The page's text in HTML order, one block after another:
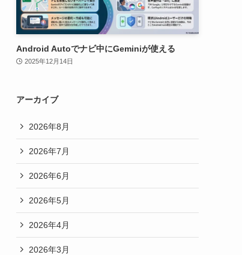
Android Autoでナビ中にGeminiが使える
2025年12月14日
アーカイブ
2026年8月
2026年7月
2026年6月
2026年5月
2026年4月
2026年3月